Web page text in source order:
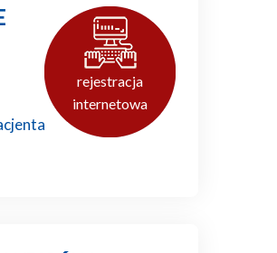
rejestracja
internetowa